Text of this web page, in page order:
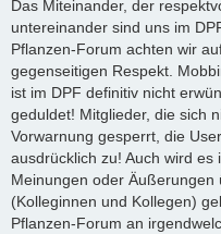
Das Miteinander, der
untereinander sind uns im
Pflanzen-Forum achten wir
gegenseitigen Respekt.
ist im DPF definitiv nicht
geduldet! Mitglieder, die sich
Vorwarnung gesperrt, die
ausdrücklich zu! Auch wird
Meinungen oder
(Kolleginnen und Kollegen)
Pflanzen-Forum an